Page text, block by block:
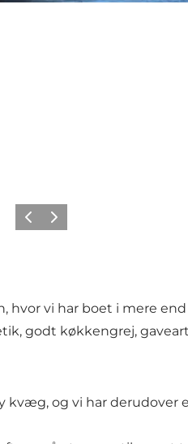
Forrige billede
Næste billede
vi har boet i mere end
godt køkkengrej,
kvæg, og vi har